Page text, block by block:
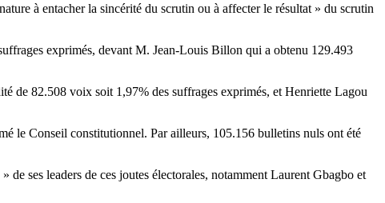
à entacher la sincérité du scrutin ou à affecter le résultat » du scrutin
exprimés, devant M. Jean-Louis Billon qui a obtenu 129.493
de 82.508 voix soit 1,97% des suffrages exprimés, et Henriette Lagou
le Conseil constitutionnel. Par ailleurs, 105.156 bulletins nuls ont été
» de ses leaders de ces joutes électorales, notamment Laurent Gbagbo et